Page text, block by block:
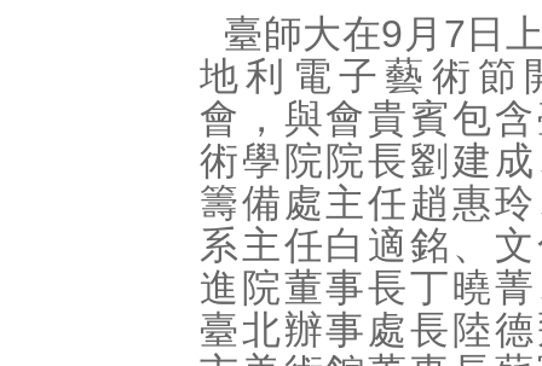
臺師大在9月7日
地利電子藝術節
會，與會貴賓包
術學院院長劉建
籌備處主任趙惠
系主任白適銘、
進院董事長丁曉
臺北辦事處長陸